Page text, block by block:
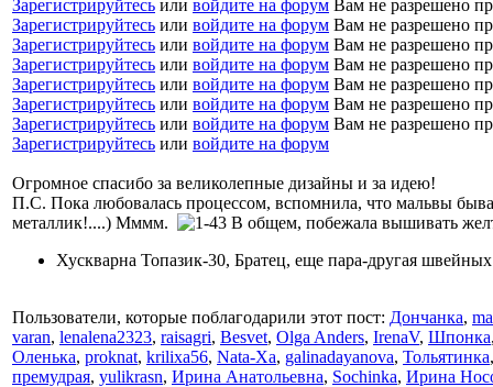
Зарегистрируйтесь или войдите на форум Вам не разрешено
Зарегистрируйтесь или войдите на форум Вам не разрешено
Зарегистрируйтесь или войдите на форум Вам не разрешено
Зарегистрируйтесь или войдите на форум Вам не разрешено
Зарегистрируйтесь или войдите на форум Вам не разрешено
Зарегистрируйтесь или войдите на форум Вам не разрешено
Зарегистрируйтесь или войдите на форум Вам не разрешено
Зарегистрируйтесь или войдите на форум
Огромное спасибо за великолепные дизайны и за идею!
П.С. Пока любовалась процессом, вспомнила, что мальвы
металлик!....) Мммм.
В общем, побежала вышивать
Хускварна Топазик-30, Братец, еще пара-другая
Пользователи, которые поблагодарили этот пост: Дончанка,
varan, lenalena2323, raisagri, Besvet, Olga Anders, IrenaV, Шпонка
Оленька, proknat, krilixa56, Nata-Xa, galinadayanova, Тольятинка
премудрая, yulikrasn, Ирина Анатольевна, Sochinka, Ирина